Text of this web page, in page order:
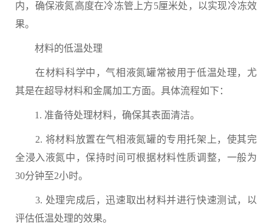
内，确保液氮高度在冷冻管上方5厘米处，以实现冷冻效
果。
材料的低温处理
在材料科学中，气相液氮罐常被用于低温处理，尤
其是在超导材料和金属加工方面。具体流程如下：
1. 准备待处理材料，确保其表面清洁。
2. 将材料放置在气相液氮罐的专用托架上，使其完
全浸入液氮中，保持时间可根据材料性质调整，一般为
30分钟至2小时。
3. 处理完成后，迅速取出材料并进行快速测试，以
评估低温处理的效果。